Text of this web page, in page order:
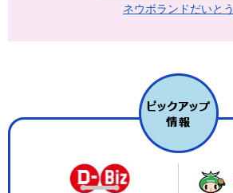
ネウボランドだいとう